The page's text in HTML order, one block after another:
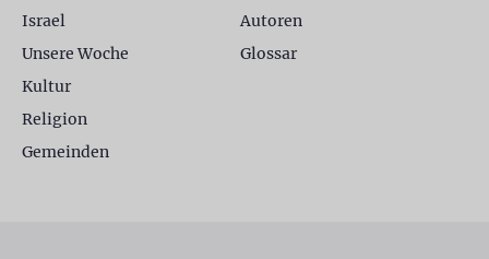
Israel
Unsere Woche
Kultur
Religion
Gemeinden
Autoren
Glossar